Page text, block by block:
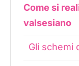
Come si
valsesiano
Gli schemi